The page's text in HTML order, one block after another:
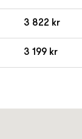
3 822 kr
3 199 kr